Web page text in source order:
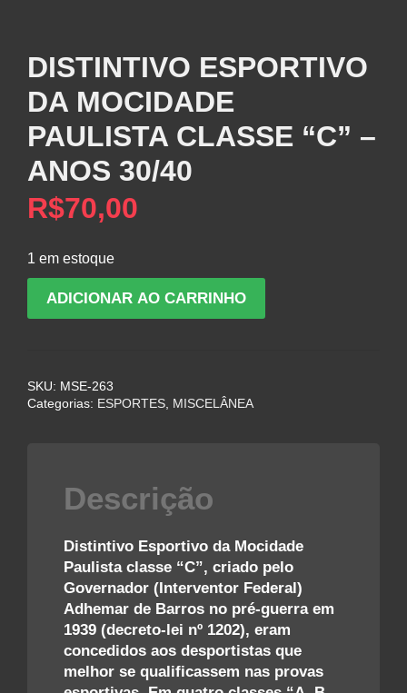
DISTINTIVO ESPORTIVO
DA MOCIDADE
PAULISTA CLASSE “C” –
ANOS 30/40
R$70,00
1 em estoque
ESPORTIVO
CLASSE
“C”
quantidade
ADICIONAR AO CARRINHO
SKU: MSE-263
Categorias: ESPORTES MISCELÂNEA
Descrição
Distintivo Esportivo da Mocidade
Paulista classe “C”, criado pelo
Governador (Interventor Federal)
Adhemar de Barros no pré-guerra em
1939 (decreto-lei nº 1202), eram
concedidos aos desportistas que
melhor se qualificassem nas provas